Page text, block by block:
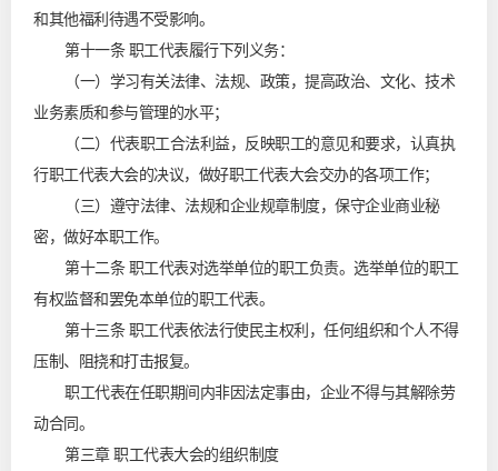
和其他福利待遇不受影响。
第十一条 职工代表履行下列义务：
（一）学习有关法律、法规、政策，提高政治、文化、技术
业务素质和参与管理的水平；
（二）代表职工合法利益，反映职工的意见和要求，认真执
行职工代表大会的决议，做好职工代表大会交办的各项工作；
（三）遵守法律、法规和企业规章制度，保守企业商业秘
密，做好本职工作。
第十二条 职工代表对选举单位的职工负责。选举单位的职工
有权监督和罢免本单位的职工代表。
第十三条 职工代表依法行使民主权利，任何组织和个人不得
压制、阻挠和打击报复。
职工代表在任职期间内非因法定事由，企业不得与其解除劳
动合同。
第三章 职工代表大会的组织制度